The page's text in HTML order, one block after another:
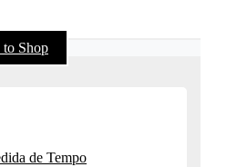
to Shop
de Tempo